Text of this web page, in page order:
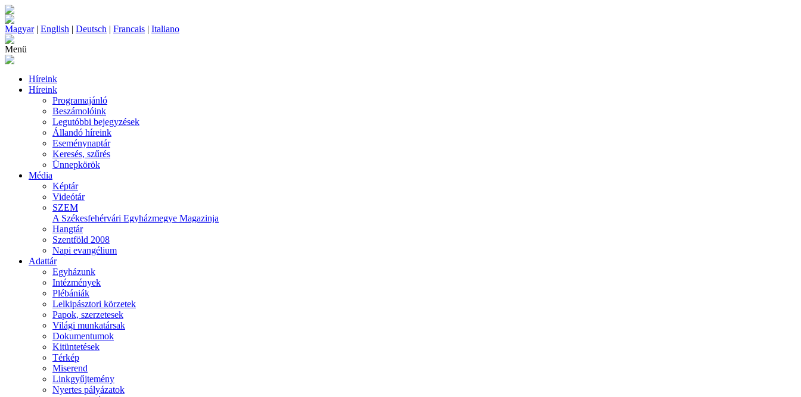
Magyar| English | Deutsch | Francais | Italiano
Menü
Híreink
Híreink
Programajánló
Beszámolóink
Legutóbbi bejegyzések
Állandó híreink
Eseménynaptár
Keresés, szűrés
Ünnepkörök
Média
Képtár
Videótár
SZEM
A Székesfehérvári Egyházmegye Magazinja
Hangtár
Szentföld 2008
Napi evangélium
Adattár
Egyházunk
Intézmények
Plébániák
Lelkipásztori körzetek
Papok, szerzetesek
Világi munkatársak
Dokumentumok
Kitüntetések
Térkép
Miserend
Linkgyűjtemény
Nyertes pályázatok